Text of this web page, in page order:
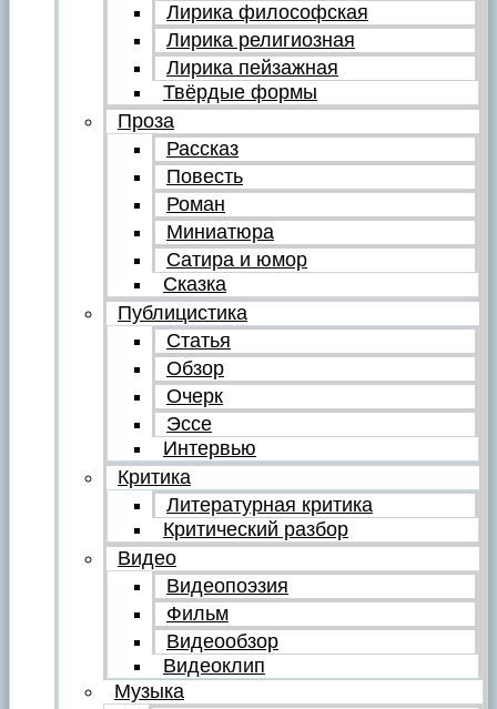
Лирика философская
Лирика религиозная
Лирика пейзажная
Твёрдые формы
Проза
Рассказ
Повесть
Роман
Миниатюра
Сатира и юмор
Сказка
Публицистика
Статья
Обзор
Очерк
Эссе
Интервью
Критика
Литературная критика
Критический разбор
Видео
Видеопоэзия
Фильм
Видеообзор
Видеоклип
Музыка